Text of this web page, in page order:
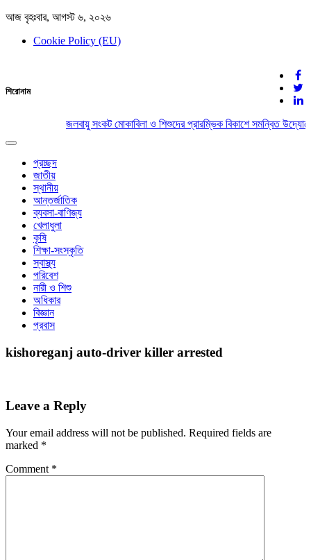
আজ বৃহঃবার, আগস্ট ৬, ২০২৬
Cookie Policy (EU)
দেশের খবর
যুক্ত থাকুন দেশের সঙ্গে
শিরোনাম
জলবায়ু সংকট মোকাবিলা ও শিশুদের প্রারম্ভিক বিকাশে সমন্বিত
Toggle
navigation
প্রচ্ছদ
জাতীয়
স্থানীয়
আন্তর্জাতিক
ব্যবসা-বাণিজ্য
খেলাধুলা
কৃষি
শিক্ষা-সংস্কৃতি
স্বাস্থ্য
পরিবেশ
নারী ও শিশু
অধিকার
বিজ্ঞান
প্রবাস
kishoreganj auto-driver killer arrested
Leave a Reply
Your email address will not be published. Required fields are
marked *
Comment *